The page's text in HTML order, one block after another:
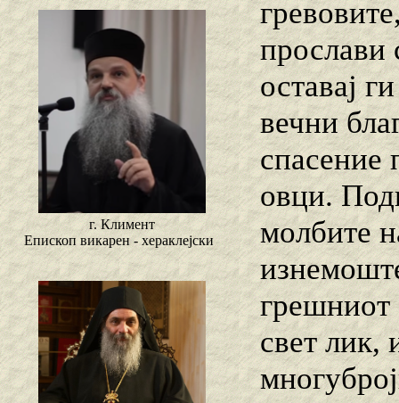
г. Климент
Епископ викарен - хераклејски
прослави
оставај
вечни
спасение
овци.
молбите
грешниот
свет лик,